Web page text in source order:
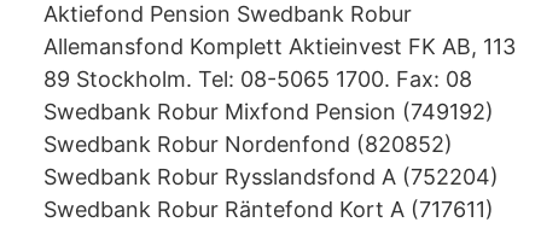
Aktiefond Pension Swedbank Robur
Allemansfond Komplett Aktieinvest FK AB, 113
89 Stockholm. Tel: 08-5065 1700. Fax: 08
Swedbank Robur Mixfond Pension (749192)
Swedbank Robur Nordenfond (820852)
Swedbank Robur Rysslandsfond A (752204)
Swedbank Robur Räntefond Kort A (717611)